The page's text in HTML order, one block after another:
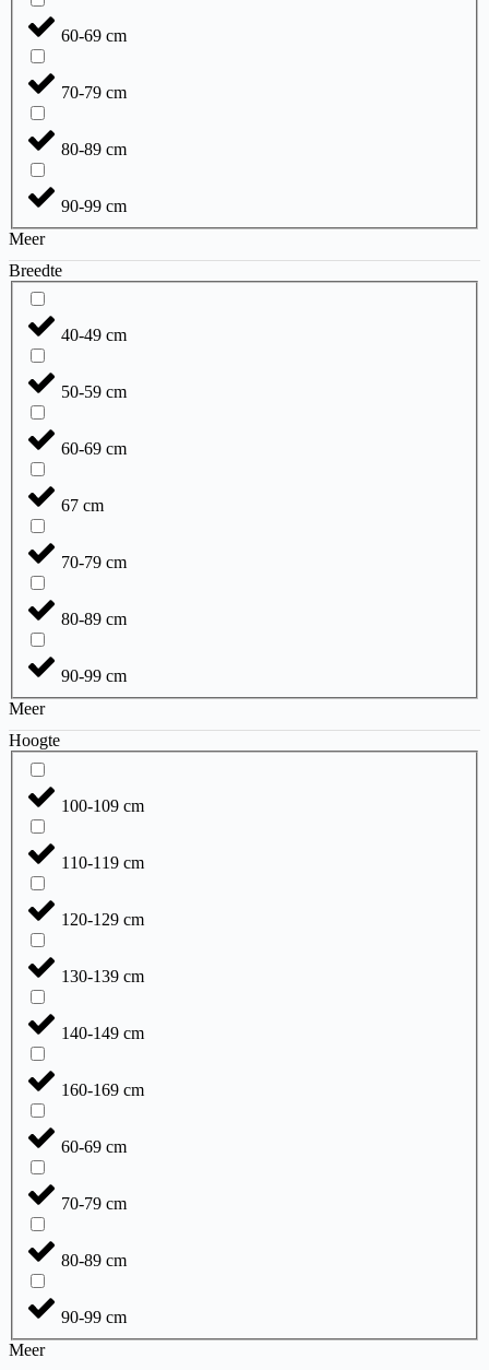
60-69 cm
70-79 cm
80-89 cm
90-99 cm
Meer
Breedte
40-49 cm
50-59 cm
60-69 cm
67 cm
70-79 cm
80-89 cm
90-99 cm
Meer
Hoogte
100-109 cm
110-119 cm
120-129 cm
130-139 cm
140-149 cm
160-169 cm
60-69 cm
70-79 cm
80-89 cm
90-99 cm
Meer